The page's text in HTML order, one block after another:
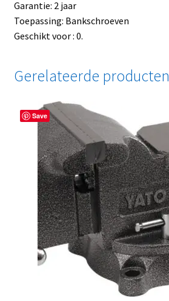
Garantie: 2 jaar
Toepassing: Bankschroeven
Geschikt voor : 0.
Gerelateerde producten
Save